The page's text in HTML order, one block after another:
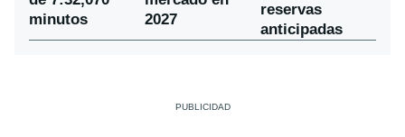
minutos
2027
reservas
anticipadas